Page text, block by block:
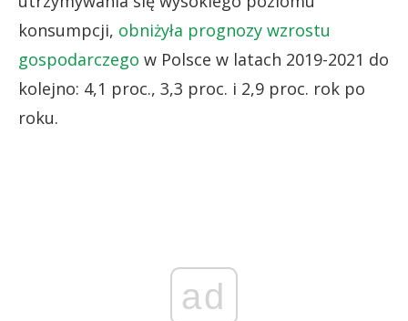
konsumpcji, obniżyła prognozy wzrostu
gospodarczego w Polsce w latach 2019-2021 do
kolejno: 4,1 proc., 3,3 proc. i 2,9 proc. rok po
roku.
ad